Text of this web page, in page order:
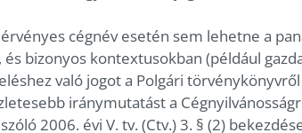
cégnév esetén sem lehetne a
bizonyos kontextusokban (például
való jogot a Polgári törvénykönyvről
iránymutatást a
2006. évi V. tv. (Ctv.) 3. § (2)